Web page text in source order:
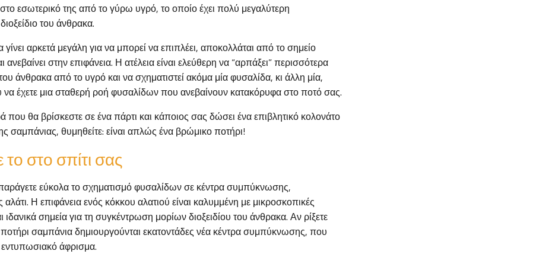
στο εσωτερικό της από το γύρω υγρό, το οποίο έχει πολύ μεγαλύτερη
του άνθρακα.
αρκετά μεγάλη για να μπορεί να επιπλέει, αποκολλάται από το σημείο
στην επιφάνεια. Η ατέλεια είναι ελεύθερη να “αρπάξει” περισσότερα
του άνθρακα από το υγρό και να σχηματιστεί ακόμα μία φυσαλίδα, κι άλλη μία,
να έχετε μια σταθερή ροή φυσαλίδων που ανεβαίνουν κατακόρυφα στο ποτό σας.
θα βρίσκεστε σε ένα πάρτι και κάποιος σας δώσει ένα επιβλητικό κολονάτο
σαμπάνιας, θυμηθείτε: είναι απλώς ένα βρώμικο ποτήρι!
στο σπίτι σας
εύκολα το σχηματισμό φυσαλίδων σε κέντρα συμπύκνωσης,
Η επιφάνεια ενός κόκκου αλατιού είναι καλυμμένη με μικροσκοπικές
ιδανικά σημεία για τη συγκέντρωση μορίων διοξειδίου του άνθρακα. Αν ρίξετε
ποτήρι σαμπάνια δημιουργούνται εκατοντάδες νέα κέντρα συμπύκνωσης, που
άφρισμα.